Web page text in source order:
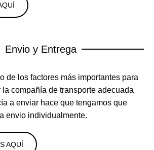
Envio y Entrega
de los factores más importantes para
compañía de transporte adecuada
a enviar hace que tengamos que
envio individualmente.
AQUÍ